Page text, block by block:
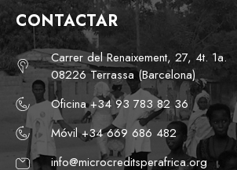
CONTACTAR
Carrer del Renaixement, 27, 4t. 1a.
08226 Terrassa (Barcelona)
Oficina +34 93 783 82 36
Móvil +34 669 686 482
info@microcreditsperafrica.org